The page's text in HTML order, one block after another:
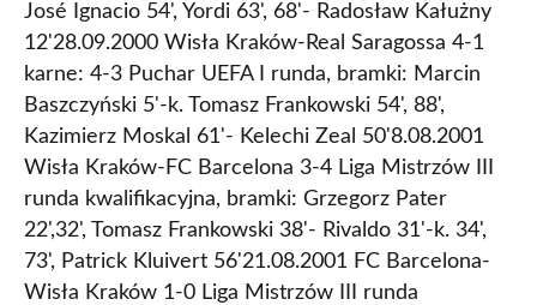
José Ignacio 54', Yordi 63', 68'- Radosław Kałużny
12'28.09.2000 Wisła Kraków-Real Saragossa 4-1
karne: 4-3 Puchar UEFA I runda, bramki: Marcin
Baszczyński 5'-k. Tomasz Frankowski 54', 88',
Kazimierz Moskal 61'- Kelechi Zeal 50'8.08.2001
Wisła Kraków-FC Barcelona 3-4 Liga Mistrzów III
runda kwalifikacyjna, bramki: Grzegorz Pater
22',32', Tomasz Frankowski 38'- Rivaldo 31'-k. 34',
73', Patrick Kluivert 56'21.08.2001 FC Barcelona-
Wisła Kraków 1-0 Liga Mistrzów III runda